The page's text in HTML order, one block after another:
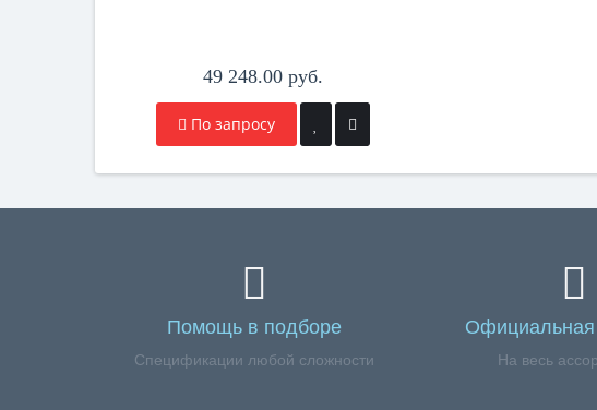
49 248.00 руб.
По запросу
Помощь в подборе
Спецификации любой сложности
Официальная
На весь